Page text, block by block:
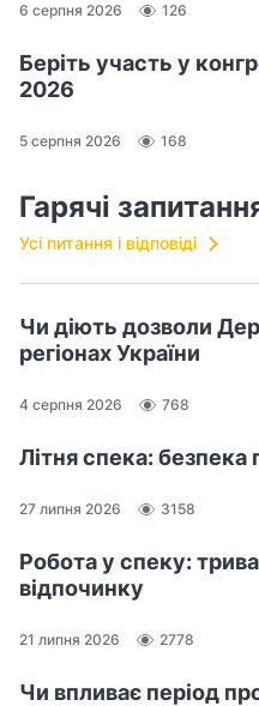
6 серпня 2026 126
Беріть участь у
2026
5 серпня 2026 168
Гарячі
Усі питання і відповіді
Чи діють дозволи
регіонах України
4 серпня 2026 768
Літня спека:
27 липня 2026 3158
Робота у спеку:
відпочинку
21 липня 2026 2778
Чи впливає період